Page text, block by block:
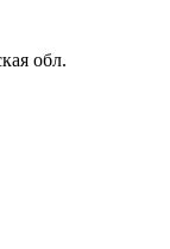
обл.